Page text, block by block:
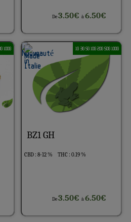
De3.50€ à6.50€
100G 1G 3G 5G 10G 20G 50G 100G
BZ1 GH
CBD : 8-12 % THC : 0.19 %
De3.50€ à6.50€